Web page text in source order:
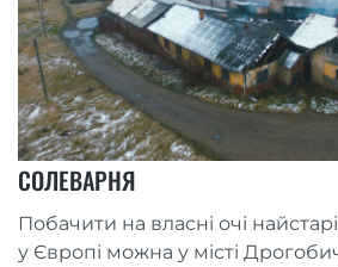
СОЛЕВАРНЯ
Побачити на власні очі
у Європі можна у місті